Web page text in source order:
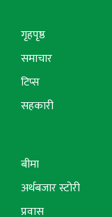
गृहपृष्ठ
समाचार
टिप्स
सहकारी
बीमा
अर्थबजार स्टोरी
प्रवास